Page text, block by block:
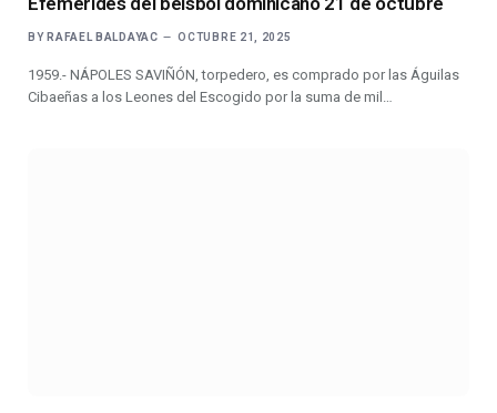
BY RAFAEL BALDAYAC OCTUBRE 21, 2025
1959.- NÁPOLES SAVIÑÓN, torpedero, es comprado por las Águilas
Cibaeñas a los Leones del Escogido por la suma de mil…